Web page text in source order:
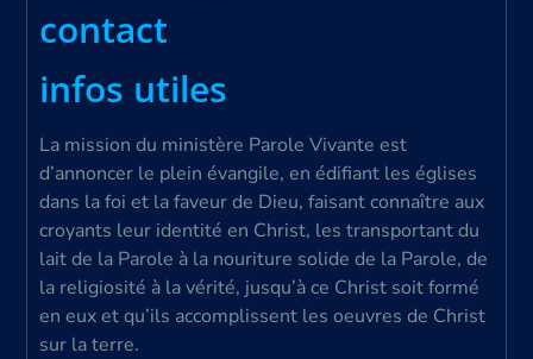
contact
infos utiles
La mission du ministère Parole Vivante est
d’annoncer le plein évangile, en édifiant les églises
dans la foi et la faveur de Dieu, faisant connaître aux
croyants leur identité en Christ, les transportant du
lait de la Parole à la nouriture solide de la Parole, de
la religiosité à la vérité, jusqu’à ce Christ soit formé
en eux et qu’ils accomplissent les oeuvres de Christ
sur la terre.